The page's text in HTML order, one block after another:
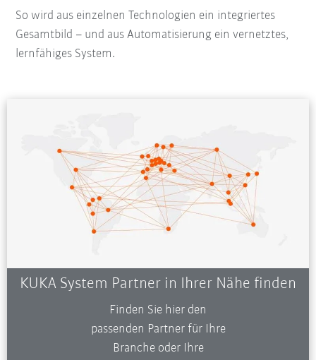
So wird aus einzelnen Technologien ein integriertes
Gesamtbild – und aus Automatisierung ein vernetztes,
lernfähiges System.
KUKA System Partner in Ihrer Nähe finden
Finden Sie hier den
passenden Partner für Ihre
Branche oder Ihre